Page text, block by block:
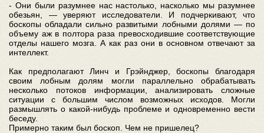
- Они были разумнее нас настолько, насколько мы разумнее
обезьян, — уверяют исследователи. И подчеркивают, что
боскопы обладали сильно развитыми лобными долями — по
объему аж в полтора раза превосходившие соответствующие
отделы нашего мозга. А как раз они в основном отвечают за
интеллект.
Как предполагают Линч и Грэйнджер, боскопы благодаря
своим лобным долям могли параллельно обрабатывать
несколько потоков информации, анализировать сложные
ситуации с большим числом возможных исходов. Могли
размышлять о какой-нибудь проблеме и одновременно вести
беседу.
Примерно таким был боскоп. Чем не пришелец?